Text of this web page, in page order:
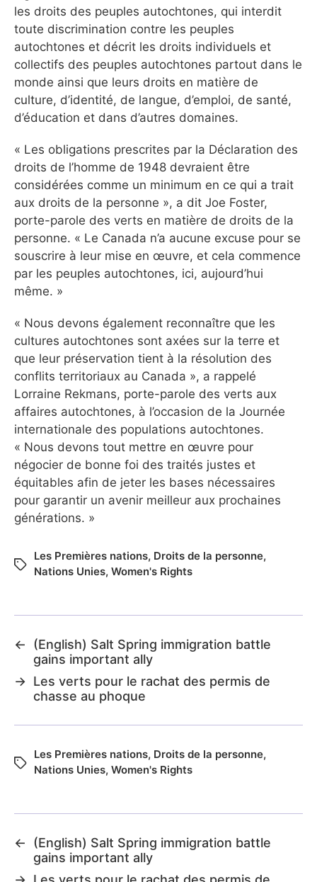
les droits des peuples autochtones, qui interdit
toute discrimination contre les peuples
autochtones et décrit les droits individuels et
collectifs des peuples autochtones partout dans le
monde ainsi que leurs droits en matière de
culture, d’identité, de langue, d’emploi, de santé,
d’éducation et dans d’autres domaines.
« Les obligations prescrites par la Déclaration des
droits de l’homme de 1948 devraient être
considérées comme un minimum en ce qui a trait
aux droits de la personne », a dit Joe Foster,
porte-parole des verts en matière de droits de la
personne. « Le Canada n’a aucune excuse pour se
souscrire à leur mise en œuvre, et cela commence
par les peuples autochtones, ici, aujourd’hui
même. »
« Nous devons également reconnaître que les
cultures autochtones sont axées sur la terre et
que leur préservation tient à la résolution des
conflits territoriaux au Canada », a rappelé
Lorraine Rekmans, porte-parole des verts aux
affaires autochtones, à l’occasion de la Journée
internationale des populations autochtones.
« Nous devons tout mettre en œuvre pour
négocier de bonne foi des traités justes et
équitables afin de jeter les bases nécessaires
pour garantir un avenir meilleur aux prochaines
générations. »
Les Premières nations, Droits de la personne,
Nations Unies, Women's Rights
←
(English) Salt Spring immigration battle
gains important ally
→ Les verts pour le rachat des permis de
chasse au phoque
Les Premières nations, Droits de la personne,
Nations Unies, Women's Rights
←
(English) Salt Spring immigration battle
gains important ally